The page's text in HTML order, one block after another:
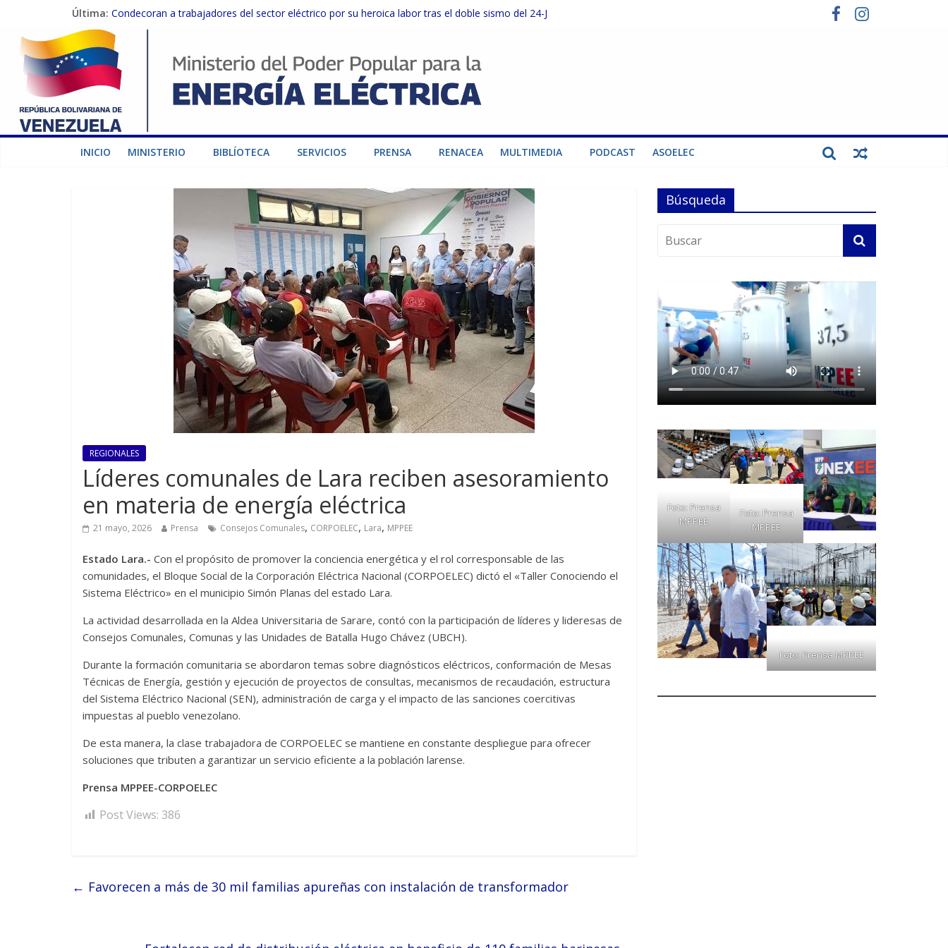
Última: Condecoran a trabajadores del sector eléctrico por su heroica labor tras el doble sismo del 24-J
Gobierno Nacional coordina acciones con el sector privado para fortalecer el SEN ante el «Súper Niño»
Inspeccionan trabajos de rehabilitación en instalaciones del SEN en Carabobo
Gobierno Nacional activa plan preventivo para fortalecer el SEN ante el fenómeno de El Niño
Termocarabobo recupera el 50% de su capacidad de generación para fortalecer el SEN
INICIO MINISTERIO BIBLÍOTECA SERVICIOS PRENSA RENACEA MULTIMEDIA PODCAST ASOELEC
REGIONALES
Líderes comunales de Lara reciben asesoramiento
en materia de energía eléctrica
21 mayo, 2026 Prensa Consejos Comunales, CORPOELEC, Lara, MPPEE
Estado Lara.- Con el propósito de promover la conciencia energética y el rol corresponsable de las
comunidades, el Bloque Social de la Corporación Eléctrica Nacional (CORPOELEC) dictó el «Taller Conociendo el
Sistema Eléctrico» en el municipio Simón Planas del estado Lara.
La actividad desarrollada en la Aldea Universitaria de Sarare, contó con la participación de líderes y lideresas de
Consejos Comunales, Comunas y las Unidades de Batalla Hugo Chávez (UBCH).
Durante la formación comunitaria se abordaron temas sobre diagnósticos eléctricos, conformación de Mesas
Técnicas de Energía, gestión y ejecución de proyectos de consultas, mecanismos de recaudación, estructura
del Sistema Eléctrico Nacional (SEN), administración de carga y el impacto de las sanciones coercitivas
impuestas al pueblo venezolano.
De esta manera, la clase trabajadora de CORPOELEC se mantiene en constante despliegue para ofrecer
soluciones que tributen a garantizar un servicio eficiente a la población larense.
Prensa MPPEE-CORPOELEC
Post Views: 386
← Favorecen a más de 30 mil familias apureñas con instalación de transformador
Búsqueda
Foto: Prensa
MPPEE
Foto: Prensa
MPPEE
Foto: Prensa MPPEE